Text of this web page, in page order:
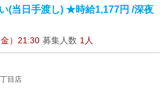
(当日手渡し) ★時給1,177円 /深夜
）21:30 募集人数 1人
目店